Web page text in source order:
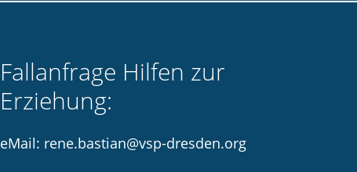
Fallanfrage Hilfen zur
Erziehung:
eMail: rene.bastian@vsp-dresden.org